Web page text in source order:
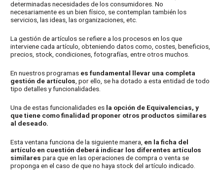
determinadas necesidades de los consumidores. No
necesariamente es un bien físico, se contemplan también los
servicios, las ideas, las organizaciones, etc.
La gestión de artículos se refiere a los procesos en los que
interviene cada artículo, obteniendo datos como, costes, beneficios,
precios, stock, condiciones, fotografías, entre otros muchos.
En nuestros programas es fundamental llevar una completa
gestión de artículos, por ello, se ha dotado a esta entidad de todo
tipo detalles y funcionalidades.
Una de estas funcionalidades es la opción de Equivalencias, y
que tiene como finalidad proponer otros productos similares
al deseado.
Esta ventana funciona de la siguiente manera, en la ficha del
artículo en cuestión deberá indicar los diferentes artículos
similares para que en las operaciones de compra o venta se
proponga en el caso de que no haya stock del artículo indicado.